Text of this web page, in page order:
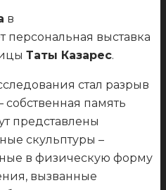
в
персональная выставка
Таты Казарес.
стал разрыв
память
представлены
скульптуры –
в физическую форму
вызванные